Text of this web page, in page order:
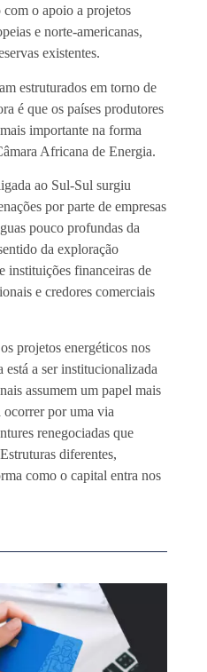
o apoio a projetos
e norte-americanas,
existentes.
estruturados em torno de
é que os países produtores
importante na forma
Africana de Energia.
ao Sul-Sul surgiu
por parte de empresas
pouco profundas da
da exploração
instituições financeiras de
e credores comerciais
projetos energéticos nos
está a ser institucionalizada
assumem um papel mais
ocorrer por uma via
renegociadas que
diferentes,
como o capital entra nos